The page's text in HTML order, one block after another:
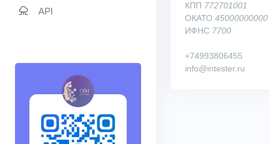
API
КПП 772701001
ОКАТО 45000000000
ИФНС 7700
+74993806455
info@intester.ru